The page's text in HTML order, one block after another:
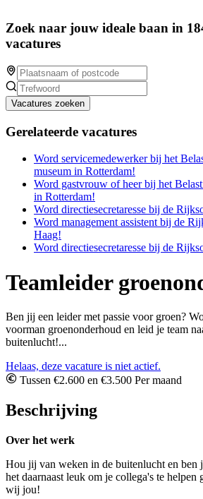
Zoek naar jouw ideale baan in
vacatures
Vacatures zoeken
Gerelateerde vacatures
Word servicemedewerker bij het
museum in Rotterdam!
Word gastvrouw of heer bij het
in Rotterdam!
Word directiesecretaresse bij de
Word management assistent bij de
Haag!
Word directiesecretaresse bij de
Teamleider
Ben jij een leider met passie voor groen?
voorman groenonderhoud en leid je team
buitenlucht!...
Helaas, deze vacature is niet actief.
Tussen €2.600 en €3.500 Per maand
Beschrijving
Over het werk
Hou jij van weken in de buitenlucht en ben
het daarnaast leuk om je collega's te helpen
wij jou!